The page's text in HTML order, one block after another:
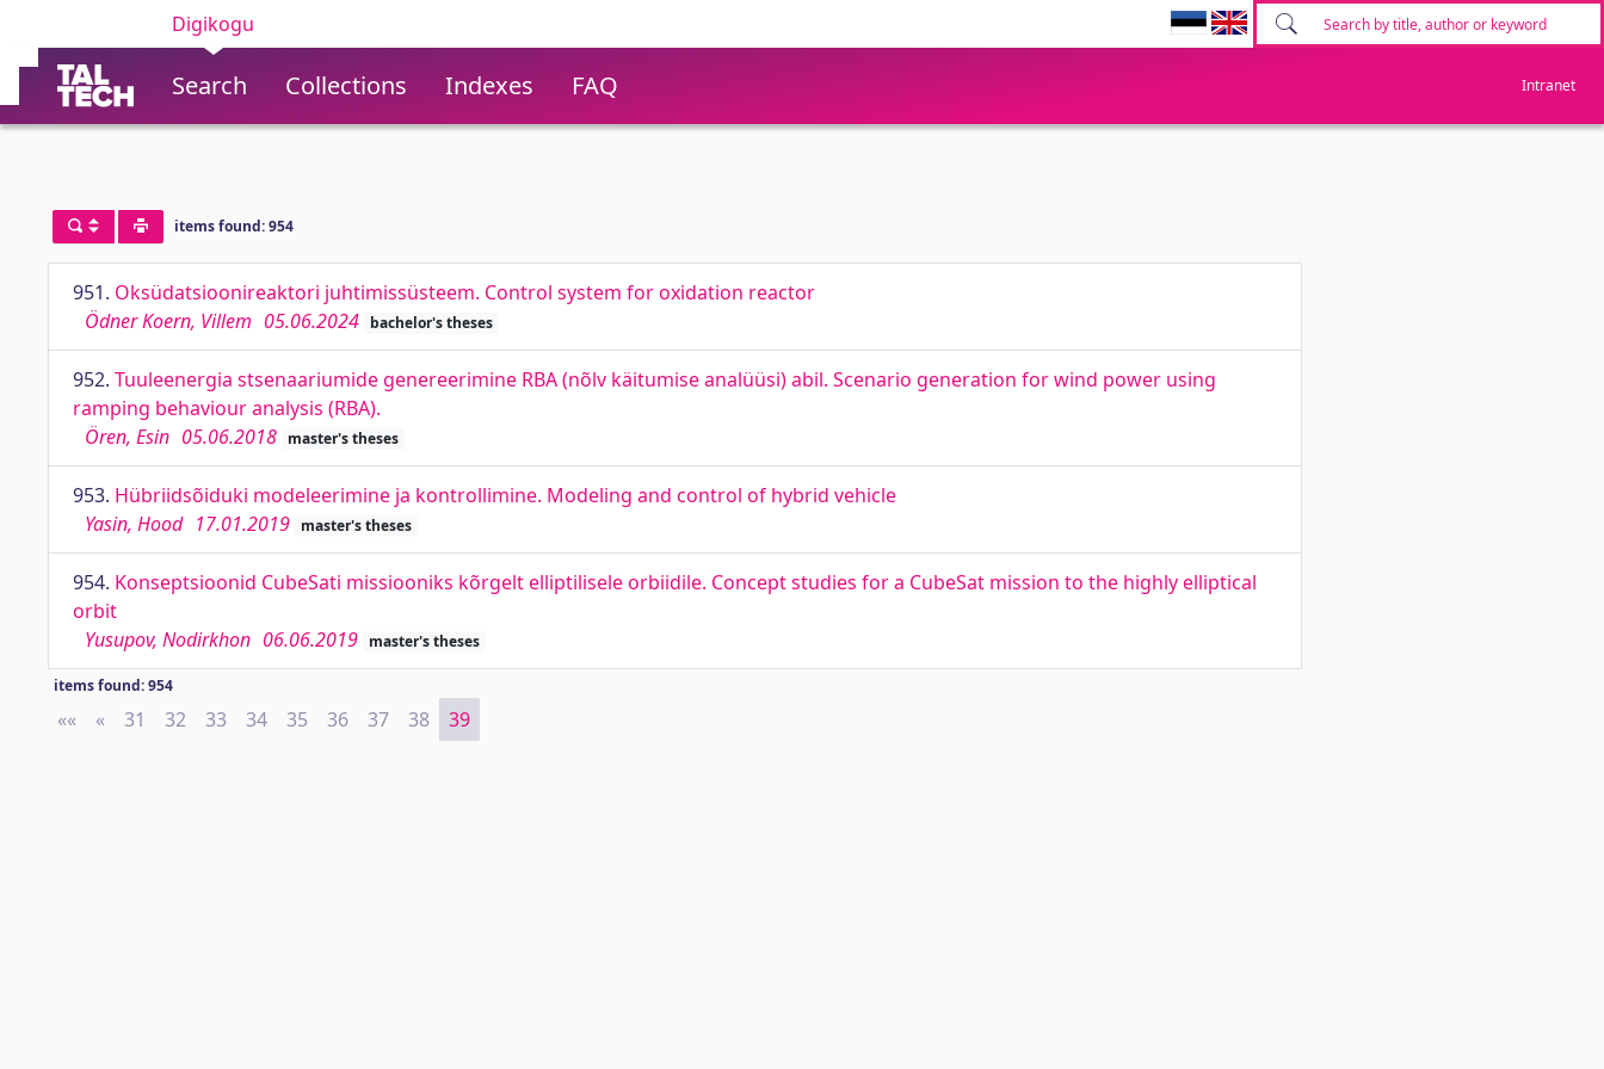
Digikogu
Search Collections Indexes FAQ Intranet
items found: 954
951. Oksüdatsioonireaktori juhtimissüsteem. Control system for oxidation reactor
Ödner Koern, Villem 05.06.2024 bachelor's theses
952. Tuuleenergia stsenaariumide genereerimine RBA (nõlv käitumise analüüsi) abil. Scenario generation for wind power using
ramping behaviour analysis (RBA).
Ören, Esin 05.06.2018 master's theses
953. Hübriidsõiduki modeleerimine ja kontrollimine. Modeling and control of hybrid vehicle
Yasin, Hood 17.01.2019 master's theses
954. Konseptsioonid CubeSati missiooniks kõrgelt elliptilisele orbiidile. Concept studies for a CubeSat mission to the highly elliptical
orbit
Yusupov, Nodirkhon 06.06.2019 master's theses
items found: 954
«« First
« Previous
31 32 33 34 35 36 37 38 39